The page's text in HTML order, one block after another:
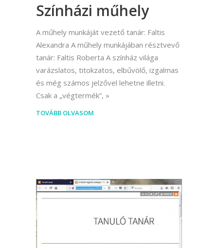
Színházi műhely
A műhely munkáját vezető tanár: Faltis
Alexandra A műhely munkájában résztvevő
tanár: Faltis Roberta A színház világa
varázslatos, titokzatos, elbűvölő, izgalmas
és még számos jelzővel lehetne illetni.
Csak a „végtermék”,
TOVÁBB OLVASOM